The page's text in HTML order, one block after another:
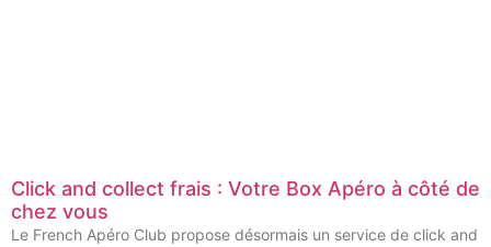
Click and collect frais : Votre Box Apéro à côté de
chez vous
Le French Apéro Club propose désormais un service de click and